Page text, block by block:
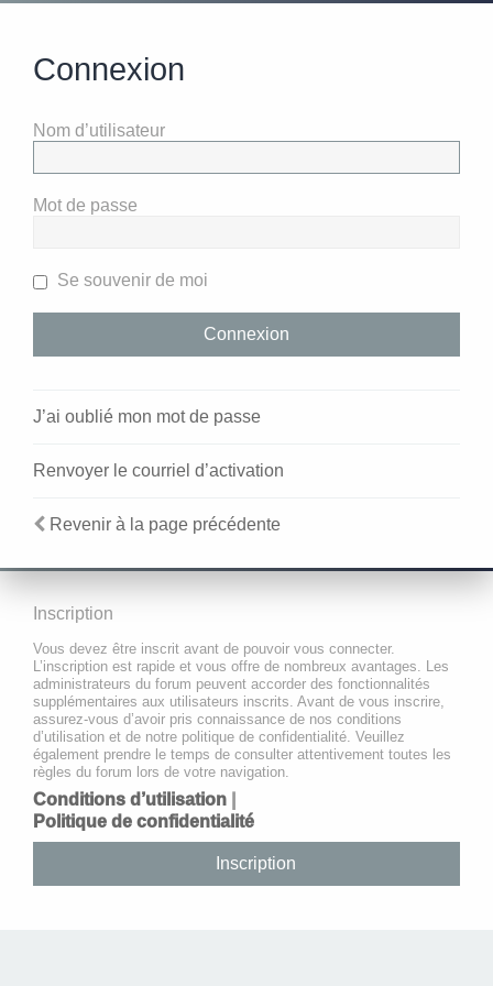
Connexion
Nom d’utilisateur
Mot de passe
Se souvenir de moi
J’ai oublié mon mot de passe
Renvoyer le courriel d’activation
Revenir à la page précédente
Inscription
Vous devez être inscrit avant de pouvoir vous connecter.
L’inscription est rapide et vous offre de nombreux avantages. Les
administrateurs du forum peuvent accorder des fonctionnalités
supplémentaires aux utilisateurs inscrits. Avant de vous inscrire,
assurez-vous d’avoir pris connaissance de nos conditions
d’utilisation et de notre politique de confidentialité. Veuillez
également prendre le temps de consulter attentivement toutes les
règles du forum lors de votre navigation.
Conditions d’utilisation
Politique de confidentialité
Inscription